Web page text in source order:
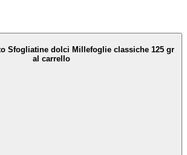
Sfogliatine dolci Millefoglie classiche 125 gr
al carrello